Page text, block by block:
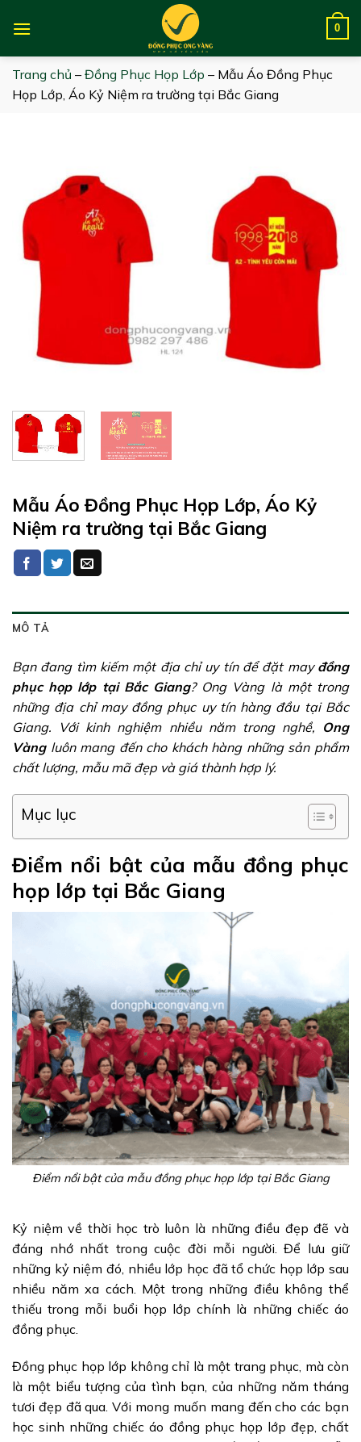
0
Trang chủ – Đồng Phục Họp Lớp – Mẫu Áo Đồng Phục
Họp Lớp, Áo Kỷ Niệm ra trường tại Bắc Giang
Mẫu Áo Đồng Phục Họp Lớp, Áo Kỷ
Niệm ra trường tại Bắc Giang
MÔ TẢ
Bạn đang tìm kiếm một địa chỉ uy tín để đặt mayđồng
phục họp lớp tại Bắc Giang? Ong Vàng là một trong
những địa chỉ may đồng phục uy tín hàng đầu tại Bắc
Giang. Với kinh nghiệm nhiều năm trong nghề, Ong
Vàngluôn mang đến cho khách hàng những sản phẩm
chất lượng, mẫu mã đẹp và giá thành hợp lý.
Mục lục
Điểm nổi bật của mẫu đồng phục
họp lớp tại Bắc Giang
Điểm nổi bật của mẫu đồng phục họp lớp tại Bắc Giang
Kỷ niệm về thời học trò luôn là những điều đẹp đẽ và
đáng nhớ nhất trong cuộc đời mỗi người. Để lưu giữ
những kỷ niệm đó, nhiều lớp học đã tổ chức họp lớp sau
nhiều năm xa cách. Một trong những điều không thể
thiếu trong mỗi buổi họp lớp chính là những chiếc áo
đồng phục.
Đồng phục họp lớp không chỉ là một trang phục, mà còn
là một biểu tượng của tình bạn, của những năm tháng
tươi đẹp đã qua. Với mong muốn mang đến cho các bạn
học sinh những chiếc áo đồng phục họp lớp đẹp, chất